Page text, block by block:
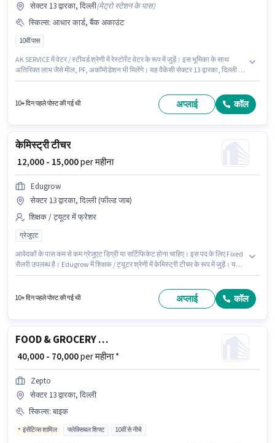
सेक्टर 13 द्वारका, दिल्ली(मेट्रो स्टेशन के पास)
स्किल्स: आधार कार्ड, बैंक अकाउंट
10वीं पास
AK SERVICE में वेटर / स्टीवर्ड श्रेणी में रेस्टोरेंट वेटर के रूप में जुड़ें। इस भूमिका के साथ
अतिरिक्त लाभ जैसे मील, PF, अकॉमोडेशन भी मिलेंगे। यह वैकेंसी सेक्टर 13 द्वारका, दिल्ली में
आधार कार्ड, बैंक अकाउंट आवश्यक हैं।
10+ दिन पहले पोस्ट की गई थी अप्लाई कॉल
केमिस्ट्री टीचर
₹ 12,000 - 15,000per महीना
Edugrow
सेक्टर 13 द्वारका, दिल्ली (फील्ड जाब)
शिक्षक / ट्यूटर में फ्रेशर
ग्रेजुएट
आवेदकों के पास कम से कम ग्रेजुएट डिग्री या सर्टिफिकेट होना चाहिए। इस पद के लिए Fixed
सैलरी उपलब्ध है। Edugrow में शिक्षक / ट्यूटर श्रेणी में केमिस्ट्री टीचर के रूप में जुड़ें। यह
10+ दिन पहले पोस्ट की गई थी अप्लाई कॉल
FOOD & GROCERY DELIVERY BOY
₹ 40,000 - 70,000per महीना *
Zepto
सेक्टर 13 द्वारका, दिल्ली
स्किल्स: बाइक
इंसेंटिव्स शामिल फ्लेक्सिबल शिफ्ट 10वीं से नीचे